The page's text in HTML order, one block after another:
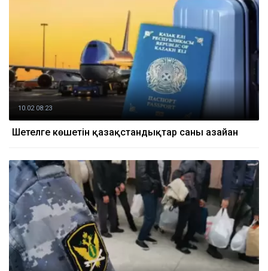
10.02 08:23
Шетелге көшетін қазақстандықтар саны азайған